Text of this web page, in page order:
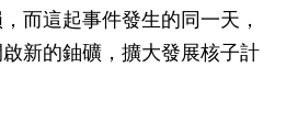
而這起事件發生的同一天，
新的鈾礦，擴大發展核子計